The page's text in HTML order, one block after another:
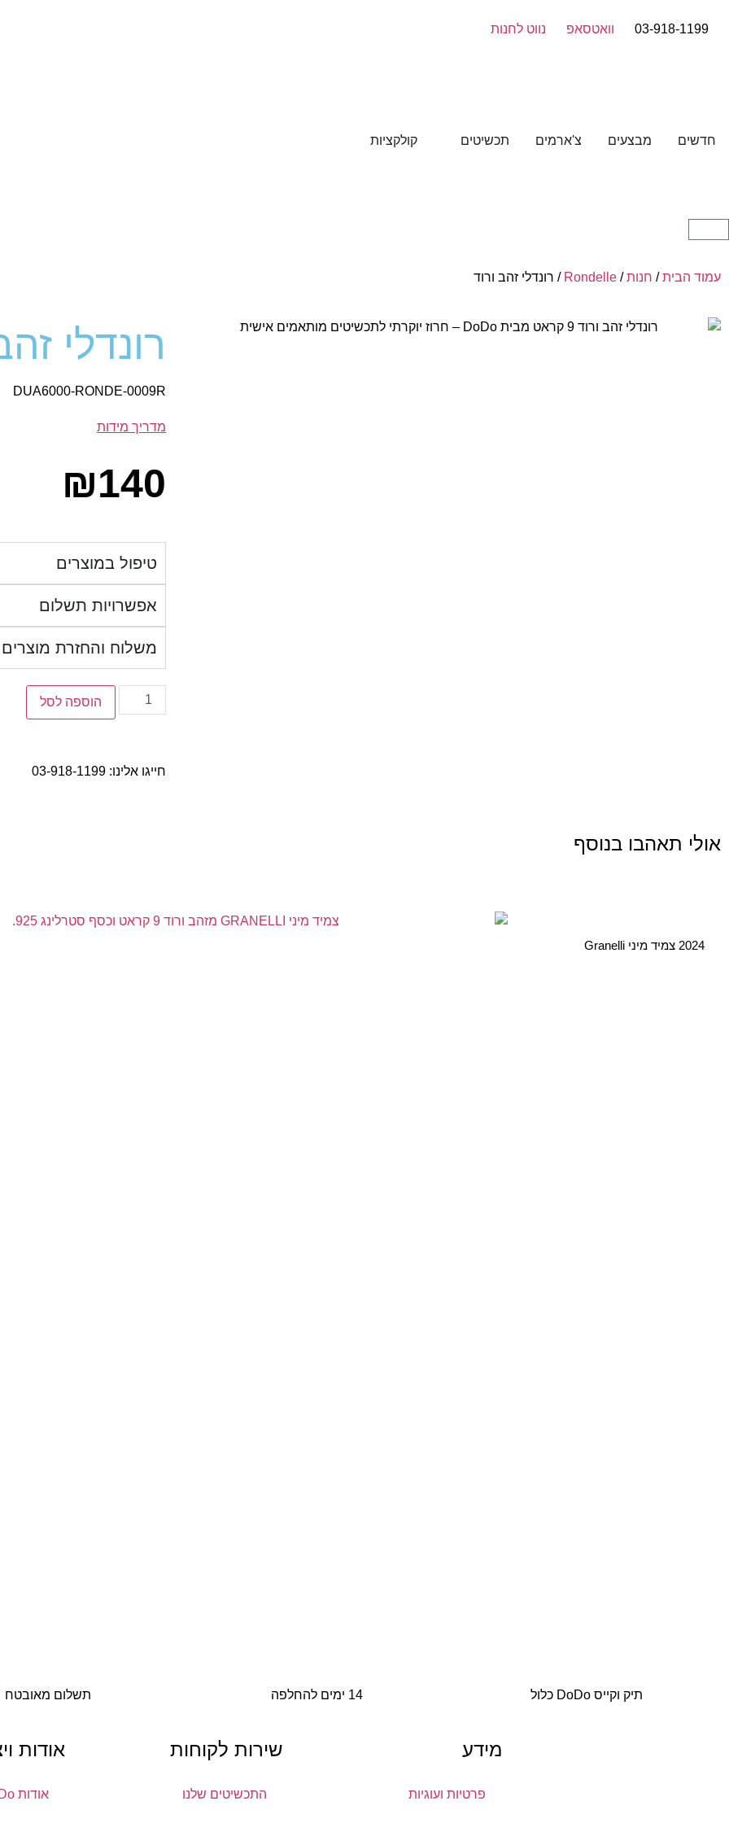
03-918-1199 וואטסאפ נווט לחנות
חדשים מבצעים צ'ארמים תכשיטים קולקציות
עמוד הבית/ חנות/
Rondelle / רונדלי זהב ורוד
רונדלי
DUA6000-RONDE-0009R
מדריך מידות
₪140
טיפול במוצרים
אפשרויות תשלום
משלוח והחזרת מוצרים
הוספה לסל
חייגו אלינו: 03-918-1199
אולי תאהבו בנוסף
2024 צמיד מיני Granelli
תיק וקייס DoDo כלול 14 ימים להחלפה תשלום מאובטח
מידע
פרטיות ועוגיות
שירות לקוחות
התכשיטים שלנו
אודות
אודות DoDo